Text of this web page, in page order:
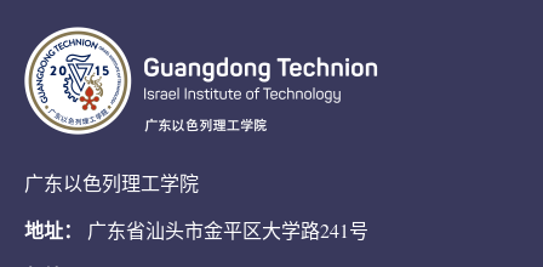
广东以色列理工学院
地址： 广东省汕头市金平区大学路241号